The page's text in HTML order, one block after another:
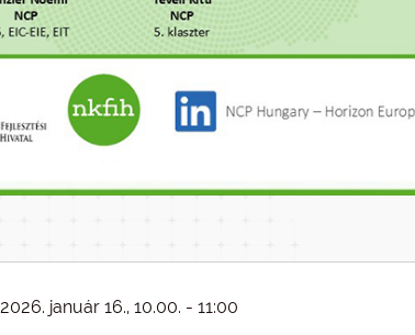
2026. január 16., 10.00. - 11:00